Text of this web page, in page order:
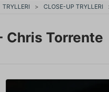
TRYLLERI CLOSE-UP TRYLLERI
Chris Torrente